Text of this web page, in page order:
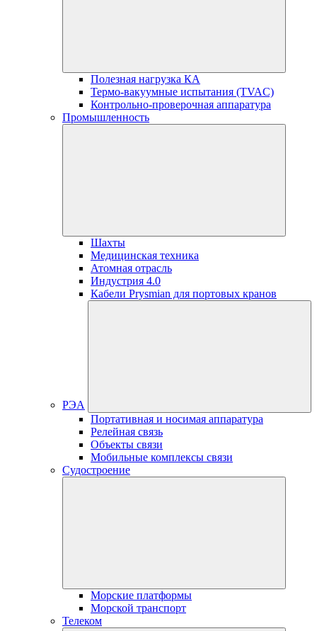
Полезная нагрузка КА
Термо-вакуумные испытания (TVAC)
Контрольно-проверочная аппаратура
Промышленность
Шахты
Медицинская техника
Атомная отрасль
Индустрия 4.0
Кабели Prysmian для портовых кранов
РЭА
Портативная и носимая аппаратура
Релейная связь
Объекты связи
Мобильные комплексы связи
Судостроение
Морские платформы
Морской транспорт
Телеком